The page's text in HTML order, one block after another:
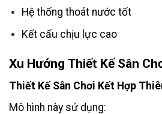
Hệ thống thoát nước tốt
Kết cấu chịu lực cao
Xu Hướng Thiết Kế Sân
Thiết Kế Sân Chơi Kết Hợp
Mô hình này sử dụng: